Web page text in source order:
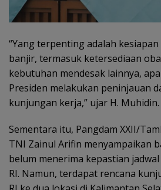
“Yang terpenting adalah
banjir, termasuk ketersediaan
kebutuhan mendesak lainnya,
Presiden melakukan peninjauan
kunjungan kerja,” ujar H. Muhidin.
Sementara itu, Pangdam XXII/
TNI Zainul Arifin menyampaikan
belum menerima kepastian
RI. Namun, terdapat rencana